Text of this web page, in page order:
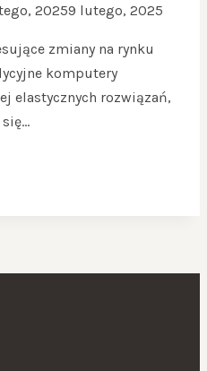
20259 lutego, 2025
zmiany na rynku
komputery
elastycznych rozwiązań,